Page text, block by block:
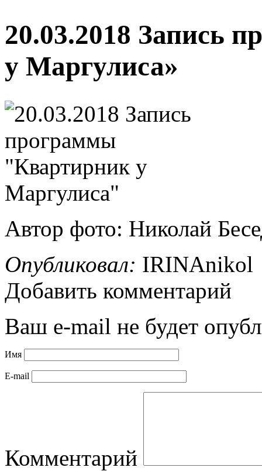
20.03.2018 Запись
у Маргулиса»
Автор фото: Николай
Опубликовал: IRINAnikol
Добавить комментарий
Ваш e-mail не будет
Имя
E-mail
Комментарий